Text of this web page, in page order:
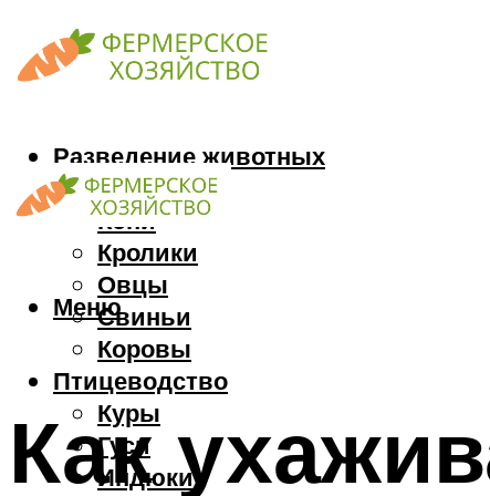
Разведение животных
Козы
Кони
Кролики
Овцы
Свиньи
Коровы
Птицеводство
Куры
Гуси
Индюки
Меню
Как